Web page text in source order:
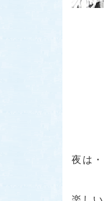
夜は